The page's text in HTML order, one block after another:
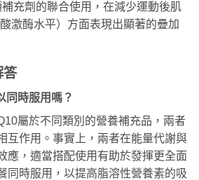
充劑的聯合使用，在減少運動後肌
激酶水平）方面表現出顯著的疊加
答
同時服用嗎？
屬於不同類別的營養補充品，兩者
互作用。事實上，兩者在能量代謝與
應，適當搭配使用有助於發揮更全面
同時服用，以提高脂溶性營養素的吸